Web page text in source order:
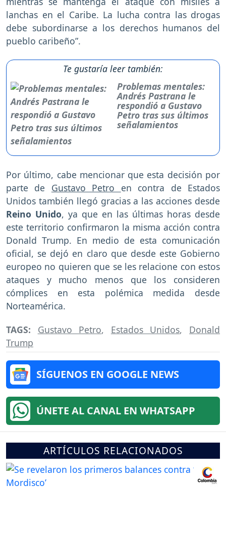
lanchas en el Caribe. La lucha contra las drogas
debe subordinarse a los derechos humanos del
pueblo caribeño”.
Te gustaría leer también:
Problemas mentales:
Andrés Pastrana le
respondió a Gustavo
Petro tras sus últimos
señalamientos
Por último, cabe mencionar que esta decisión por
parte de Gustavo Petro en contra de Estados
Unidos también llegó gracias a las acciones desde
Reino Unido, ya que en las últimas horas desde
este territorio confirmaron la misma acción contra
Donald Trump. En medio de esta comunicación
oficial, se dejó en claro que desde este Gobierno
europeo no quieren que se les relacione con estos
ataques y mucho menos que los consideren
cómplices en esta polémica medida desde
Norteamérica.
TAGS: Gustavo Petro, Estados Unidos, Donald
Trump
SÍGUENOS EN GOOGLE NEWS
ÚNETE AL CANAL EN WHATSAPP
ARTÍCULOS RELACIONADOS